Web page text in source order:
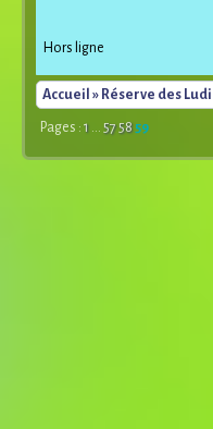
Hors ligne
Accueil » Réserve des Ludi
Pages : 1 ... 575859